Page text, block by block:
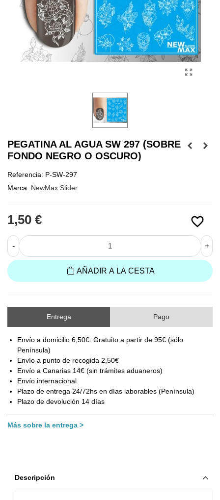
PEGATINA AL AGUA SW 297 (SOBRE
FONDO NEGRO O OSCURO)
Referencia: P-SW-297
Marca: NewMax Slider
favorite_border
1,50 €
- +
AÑADIR A LA CESTA
Entrega Pago
Envío a domicilio 6,50€. Gratuito a partir de 95€ (sólo
Península)
Envío a punto de recogida 2,50€
Envío a Canarias 14€ (sin trámites aduaneros)
Envío internacional
Plazo de entrega 24/72hs en días laborables (Península)
Plazo de devolución 14 días
Más sobre la entrega
Descripción